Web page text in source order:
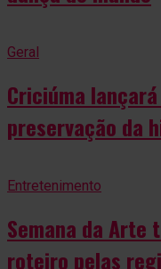
Geral
Criciúma
preservação da
Entretenimento
Semana da Arte
roteiro pelas